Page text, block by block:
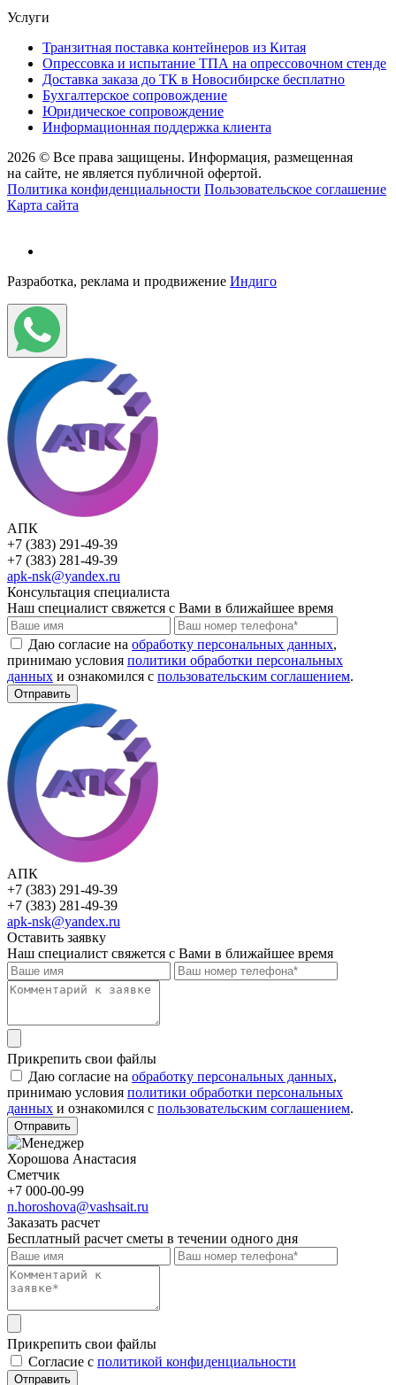
Услуги
Транзитная поставка контейнеров из Китая
Опрессовка и испытание ТПА на опрессовочном стенде
Доставка заказа до ТК в Новосибирске бесплатно
Бухгалтерское сопровождение
Юридическое сопровождение
Информационная поддержка клиента
2026 © Все права защищены. Информация, размещенная
на сайте, не является публичной офертой.
Политика конфиденциальности Пользовательское соглашение
Карта сайта
Разработка, реклама и продвижение Индиго
АПК
+7 (383) 291-49-39
+7 (383) 281-49-39
apk-nsk@yandex.ru
Консультация специалиста
Наш специалист свяжется с Вами в ближайшее время
Даю согласие на обработку персональных данных,
принимаю условия политики обработки персональных
данных и ознакомился с пользовательским соглашением.
Отправить
АПК
+7 (383) 291-49-39
+7 (383) 281-49-39
apk-nsk@yandex.ru
Оставить заявку
Наш специалист свяжется с Вами в ближайшее время
Прикрепить свои файлы
Даю согласие на обработку персональных данных,
принимаю условия политики обработки персональных
данных и ознакомился с пользовательским соглашением.
Отправить
Хорошова Анастасия
Сметчик
+7 000-00-99
n.horoshova@vashsait.ru
Заказать расчет
Бесплатный расчет сметы в течении одного дня
Прикрепить свои файлы
Cогласие с политикой конфиденциальности
Отправить